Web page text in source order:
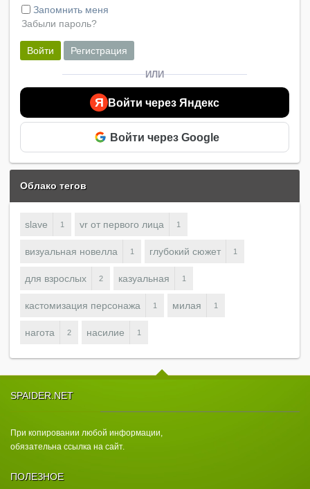
Запомнить меня
Забыли пароль?
Войти Регистрация
ИЛИ
Я Войти через Яндекс
Войти через Google
Облако тегов
slave 1 vr от первого лица 1
визуальная новелла 1 глубокий сюжет 1
для взрослых 2 казуальная 1
кастомизация персонажа 1 милая 1
нагота 2 насилие 1
SPAIDER.NET
При копировании любой информации,
обязательна ссылка на сайт.
ПОЛЕЗНОЕ